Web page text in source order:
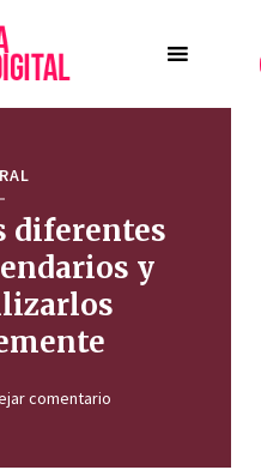
diferentes
y
comentario